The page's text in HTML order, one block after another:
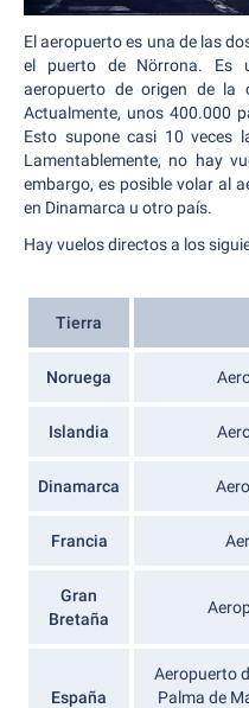
El aeropuerto es una de las
el puerto de Nörrona. Es
aeropuerto de origen de la
Actualmente, unos 400.000
Esto supone casi 10 veces
Lamentablemente, no hay
embargo, es posible volar al
en Dinamarca u otro país.
Hay vuelos directos a los
Tierra
Noruega
Islandia
Dinamarca
Francia
Gran
Bretaña
España
Aeropuerto
Palma de